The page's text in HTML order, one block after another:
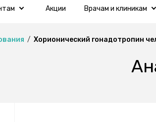
Акции Врачам и клиникам
Хорионический гонадотропин